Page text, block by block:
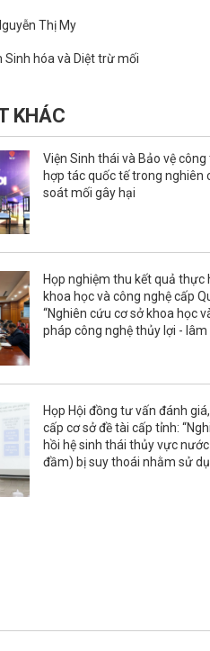
Thị My
Sinh hóa và Diệt trừ mối
KHÁC
Viện Sinh thái và Bảo vệ
hợp tác quốc tế trong nghiên
soát mối gây hại
Họp nghiệm thu kết quả thực
khoa học và công nghệ cấp
“Nghiên cứu cơ sở khoa học
pháp công nghệ thủy lợi - lâm
Họp Hội đồng tư vấn đánh
cấp cơ sở đề tài cấp tỉnh:
hồi hệ sinh thái thủy vực
đầm) bị suy thoái nhằm sử